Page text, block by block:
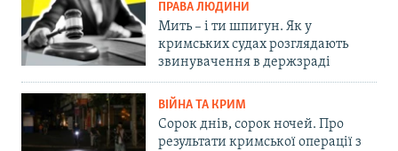
ПРАВА ЛЮДИНИ
Мить – і ти шпигун. Як у
кримських судах розглядають
звинувачення в держзраді
ВІЙНА ТА КРИМ
Сорок днів, сорок ночей. Про
результати кримської операції з